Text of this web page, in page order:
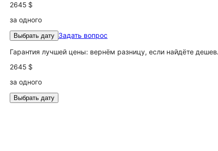
2645 $
за одного
Выбрать дату Задать вопрос
Гарантия лучшей цены: вернём разницу, если найдёте
2645 $
за одного
Выбрать дату